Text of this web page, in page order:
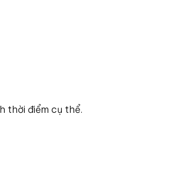
thời điểm cụ thể.